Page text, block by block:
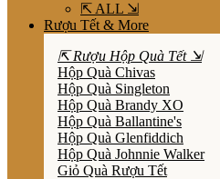
⇱ ALL ⇲
Rượu Tết & More
⇱ Rượu Hộp Quà Tết ⇲
Hộp Quà Chivas
Hộp Quà Singleton
Hộp Quà Brandy XO
Hộp Quà Ballantine's
Hộp Quà Glenfiddich
Hộp Quà Johnnie Walker
Giỏ Quà Rượu Tết